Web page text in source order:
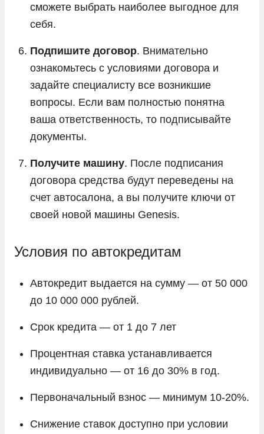
сможете выбрать наиболее выгодное для
себя.
Подпишите договор. Внимательно
ознакомьтесь с условиями договора и
задайте специалисту все возникшие
вопросы. Если вам полностью понятна
ваша ответственность, то подписывайте
документы.
Получите машину. После подписания
договора средства будут переведены на
счет автосалона, а вы получите ключи от
своей новой машины Genesis.
Условия по автокредитам
Автокредит выдается на сумму — от 50 000
до 10 000 000 рублей.
Срок кредита — от 1 до 7 лет
Процентная ставка устанавливается
индивидуально — от 16 до 30% в год.
Первоначальный взнос — минимум 10-20%.
Снижение ставок доступно при условии